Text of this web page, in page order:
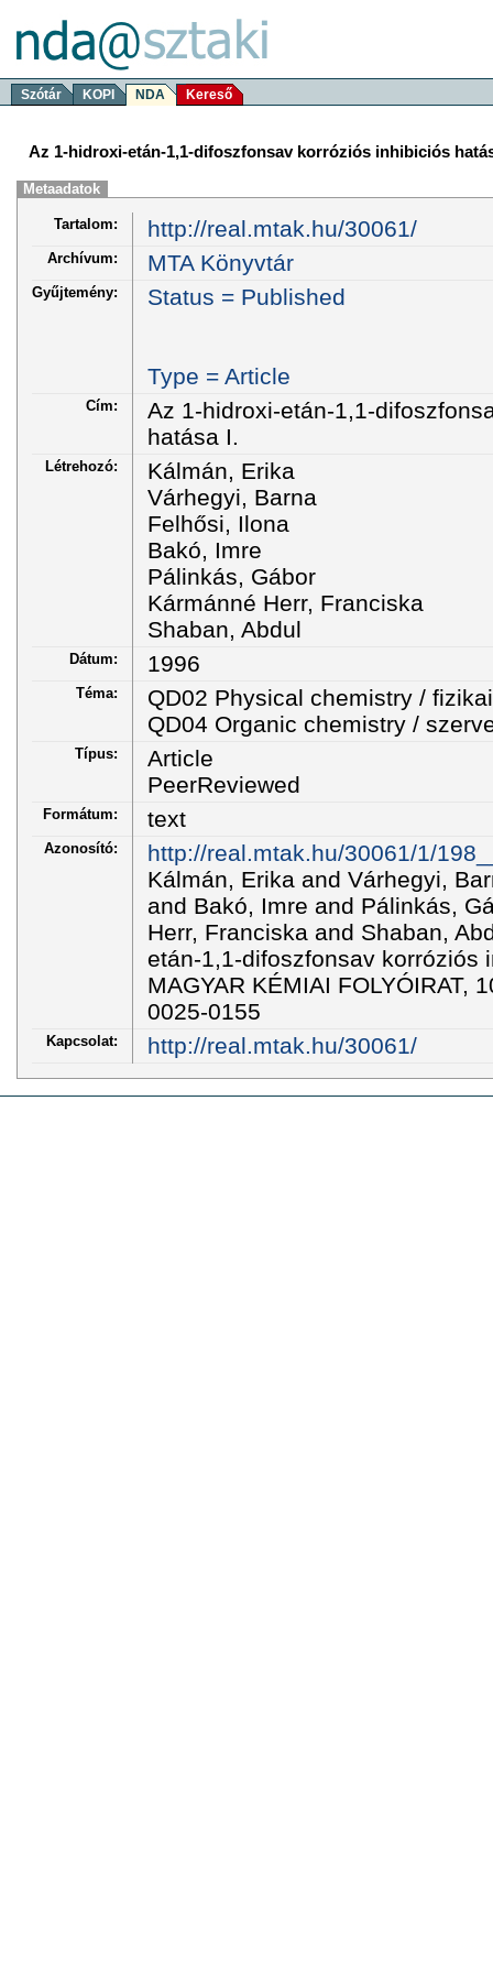
Szótár KOPI NDA Kereső
Az 1-hidroxi-etán-1,1-difoszfonsav korróziós inhibiciós
Metaadatok
Tartalom: http://real.mtak.hu/30061/
Archívum: MTA Könyvtár
Gyűjtemény: Status = Published
Type = Article
Cím:
Az 1-hidroxi-etán-1,1-
hatása I.
Létrehozó:
Kálmán, Erika
Várhegyi, Barna
Felhősi, Ilona
Bakó, Imre
Pálinkás, Gábor
Kármánné Herr, Franciska
Shaban, Abdul
Dátum: 1996
Téma:
QD02 Physical chemistry /
QD04 Organic chemistry /
Típus:
Article
PeerReviewed
Formátum: text
Azonosító:
http://real.mtak.hu/30061/1/
Kálmán, Erika and Várhegyi,
and Bakó, Imre and Pálinkás,
Herr, Franciska and Shaban,
etán-1,1-difoszfonsav korróziós
MAGYAR KÉMIAI FOLYÓIRAT,
0025-0155
Kapcsolat: http://real.mtak.hu/30061/